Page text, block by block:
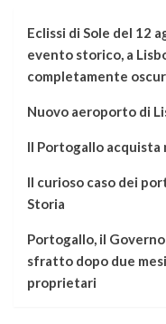
Eclissi di Sole del 12
evento storico, a
completamente
Nuovo aeroporto di
Il Portogallo
Il curioso caso dei
Storia
Portogallo, il
sfratto dopo due
proprietari